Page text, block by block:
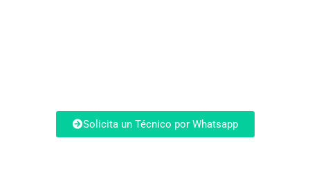
Solicita un Técnico por Whatsapp